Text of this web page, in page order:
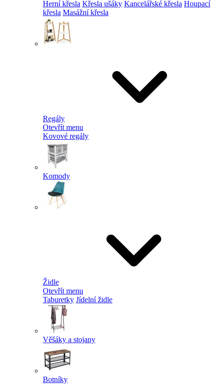
Herní křesla Křesla ušáky Kancelářské křesla Houpací
křesla Masážní křesla
Regály
Otevřít menu
Kovové regály
Komody
Židle
Otevřít menu
Taburetky Jídelní židle
Věšáky a stojany
Botníky